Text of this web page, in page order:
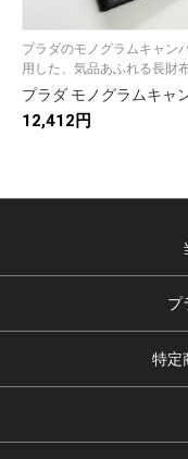
プラダのモノグラムキャン
用した、気品あふれる長財布
12,412円
プ
特定